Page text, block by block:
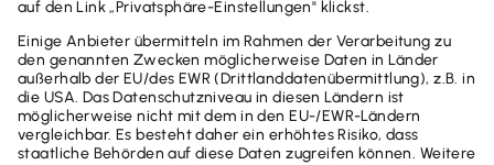
Dienstleistungen in Betracht. Im Folgenden erfahren
Sie, wann Umzugskosten steuerlich anerkannt werden,
welche Kosten absetzbar sind und welche Regeln
gelten.
Weiterlesen